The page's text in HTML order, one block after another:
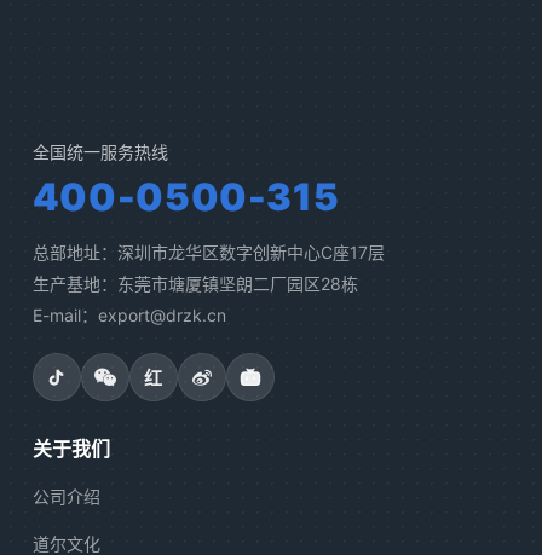
全国统一服务热线
400-0500-315
总部地址：深圳市龙华区数字创新中心C座17层
生产基地：东莞市塘厦镇坚朗二厂园区28栋
E-mail：export@drzk.cn
红
关于我们
公司介绍
道尔文化